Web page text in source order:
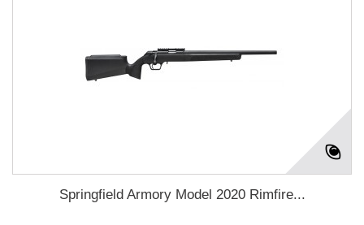
Springfield Armory Model 2020 Rimfire...